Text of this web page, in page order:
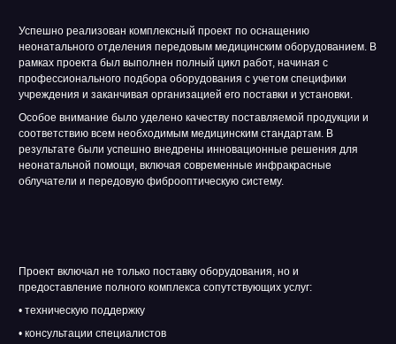
Успешно реализован комплексный проект по оснащению
неонатального отделения передовым медицинским оборудованием. В
рамках проекта был выполнен полный цикл работ, начиная с
профессионального подбора оборудования с учетом специфики
учреждения и заканчивая организацией его поставки и установки.
Особое внимание было уделено качеству поставляемой продукции и
соответствию всем необходимым медицинским стандартам. В
результате были успешно внедрены инновационные решения для
неонатальной помощи, включая современные инфракрасные
облучатели и передовую фиброоптическую систему.
Проект включал не только поставку оборудования, но и
предоставление полного комплекса сопутствующих услуг:
• техническую поддержку
• консультации специалистов